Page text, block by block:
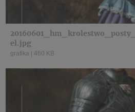
el.jpg
grafika 460 KB